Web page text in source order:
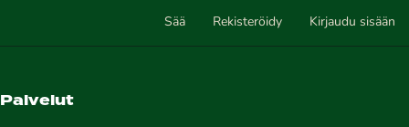
Sää Rekisteröidy Kirjaudu sisään
Palvelut